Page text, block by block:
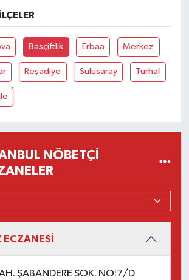
Başçiftlik Erbaa Merkez
Reşadiye Sulusaray Turhal
NÖBETÇI
ECZANESİ
ŞABANDERE SOK. NO:7/D